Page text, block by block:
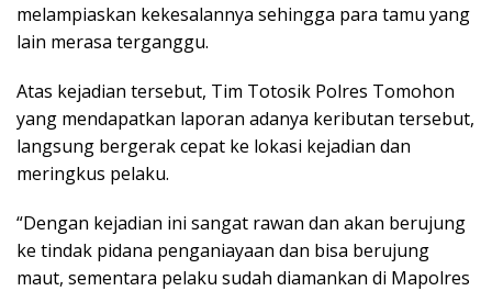
melampiaskan kekesalannya sehingga para tamu yang
lain merasa terganggu.
Atas kejadian tersebut, Tim Totosik Polres Tomohon
yang mendapatkan laporan adanya keributan tersebut,
langsung bergerak cepat ke lokasi kejadian dan
meringkus pelaku.
“Dengan kejadian ini sangat rawan dan akan berujung
ke tindak pidana penganiayaan dan bisa berujung
maut, sementara pelaku sudah diamankan di Mapolres